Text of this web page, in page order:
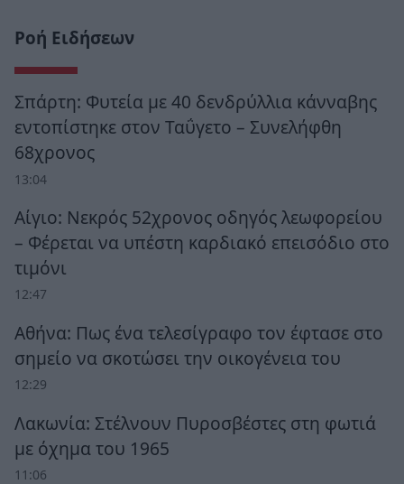
Ροή Ειδήσεων
Σπάρτη: Φυτεία με 40 δενδρύλλια κάνναβης
εντοπίστηκε στον Ταΰγετο – Συνελήφθη
68χρονος
13:04
Αίγιο: Νεκρός 52χρονος οδηγός λεωφορείου
– Φέρεται να υπέστη καρδιακό επεισόδιο στο
τιμόνι
12:47
Αθήνα: Πως ένα τελεσίγραφο τον έφτασε στο
σημείο να σκοτώσει την οικογένεια του
12:29
Λακωνία: Στέλνουν Πυροσβέστες στη φωτιά
με όχημα του 1965
11:06